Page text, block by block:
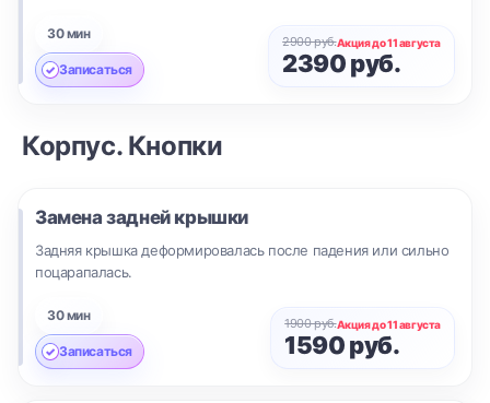
30 мин
Записаться
2900 руб.Акция до 11 августа
2390 руб.
Корпус. Кнопки
Замена задней крышки
Задняя крышка деформировалась после падения или сильно
поцарапалась.
30 мин
Записаться
1900 руб.Акция до 11 августа
1590 руб.